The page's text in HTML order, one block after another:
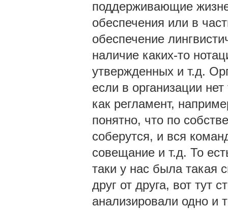
поддерживающие
обеспечения или в
обеспечение
наличие каких-то
утвержденных и т.д.
если в организации
как регламент,
понятно, что по
соберутся, и вся
совещание и т.д. То
таки у нас была такая
друг от друга, вот тут
анализировали одно и